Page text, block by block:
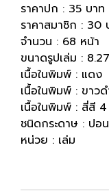
ราคาปก : 35 บาท
ราคาสมาชิก : 30
จำนวน : 68 หน้า
ขนาดรูปเล่ม :
เนื้อในพิมพ์ : แดง
เนื้อในพิมพ์ : ขาวด
เนื้อในพิมพ์ : สี่สี
ชนิดกระดาษ : ปอ
หน่วย : เล่ม